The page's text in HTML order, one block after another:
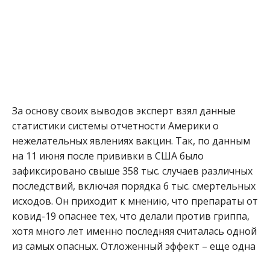
За основу своих выводов эксперт взял данные
статистики системы отчетности Америки о
нежелательных явлениях вакцин. Так, по данным
на 11 июня после прививки в США было
зафиксировано свыше 358 тыс. случаев различных
последствий, включая порядка 6 тыс. смертельных
исходов. Он приходит к мнению, что препараты от
ковид-19 опаснее тех, что делали против гриппа,
хотя много лет именно последняя считалась одной
из самых опасных. Отложенный эффект – еще одна